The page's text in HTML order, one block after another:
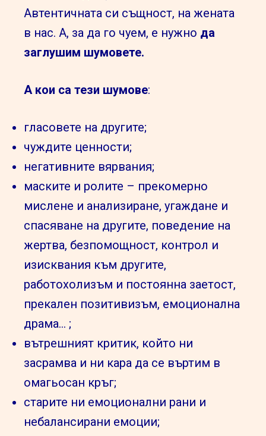
Автентичната си същност, на жената
в нас. А, за да го чуем, е нужно да
заглушим шумовете.
А кои са тези шумове:
гласовете на другите;
чуждите ценности;
негативните вярвания;
маските и ролите – прекомерно
мислене и анализиране, угаждане и
спасяване на другите, поведение на
жертва, безпомощност, контрол и
изисквания към другите,
работохолизъм и постоянна заетост,
прекален позитивизъм, емоционална
драма… ;
вътрешният критик, който ни
засрамва и ни кара да се въртим в
омагьосан кръг;
старите ни емоционални рани и
небалансирани емоции;